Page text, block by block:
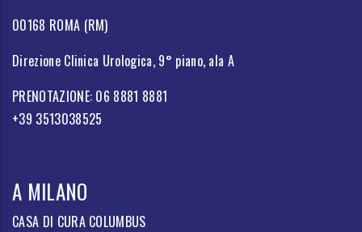
00168 ROMA (RM)
Direzione Clinica Urologica, 9° piano, ala A
PRENOTAZIONE: 06 8881 8881
+39 3513038525
A MILANO
CASA DI CURA COLUMBUS